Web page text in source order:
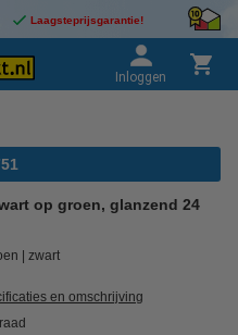
Laagsteprijsgarantie!
Inloggen
op groen, glanzend 24
zwart
en omschrijving